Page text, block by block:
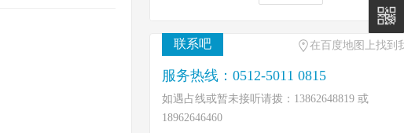
联系吧 在百度地图上找到
服务热线：0512-5011 0815
如遇占线或暂未接听请拨：13862648819 或
18962646460
5011
0815